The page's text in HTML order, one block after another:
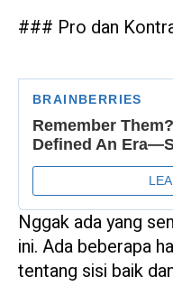
### Pro dan
Nggak ada yang
ini. Ada beberapa
tentang sisi baik